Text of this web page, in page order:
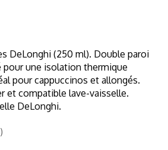
DeLonghi (250 ml). Double paroi
pour une isolation thermique
pour cappuccinos et allongés.
et compatible lave-vaisselle.
DeLonghi.
à